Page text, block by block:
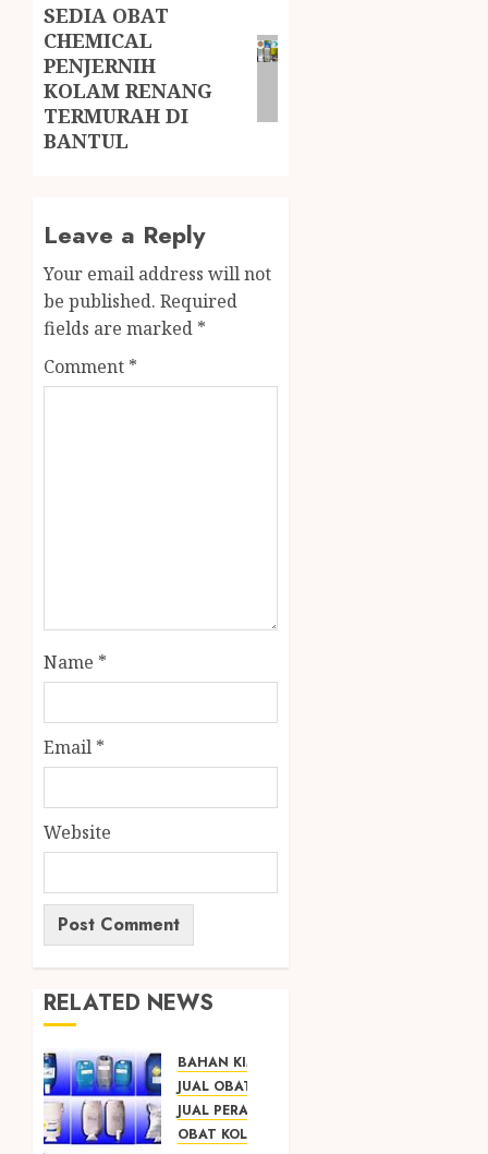
SEDIA OBAT
CHEMICAL
PENJERNIH
KOLAM RENANG
TERMURAH DI
BANTUL
Leave a Reply
Your email address will not
be published. Required
fields are marked *
Comment *
Name *
Email *
Website
RELATED NEWS
BAHAN KIMIA
JUAL OBAT PENJERNIH KOLAM JOGJA
JUAL PERALATAN KOLAM RENANG JOGJA
OBAT KOLAM RENANG